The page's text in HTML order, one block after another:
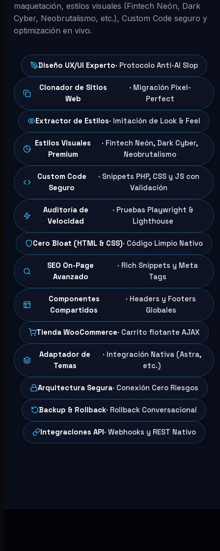
maquetación, estilos visuales (Fintech Neón, Dark
Cyber, Neobrutalismo, etc.), Custom Code seguro y
optimización en vivo.
Diseño UX/UI Experto· Protocolo Anti-AI Slop
Clonador de Sitios
Web
· Migración Pixel-
Perfect
Extractor de Estilos· Imitación de Look & Feel
Estilos Visuales
Premium
· Fintech Neón, Dark Cyber,
Neobrutalismo
Custom Code
Seguro
· Snippets PHP, CSS y JS con
Validación
Auditoría de
Velocidad
· Pruebas Playwright &
Lighthouse
Cero Bloat (HTML & CSS)· Código Limpio Nativo
SEO On-Page
Avanzado
· Rich Snippets y Meta
Tags
Componentes
Compartidos
· Headers y Footers
Globales
Tienda WooCommerce· Carrito flotante AJAX
Adaptador de
Temas
· Integración Nativa (Astra,
etc.)
Arquitectura Segura· Conexión Cero Riesgos
Backup & Rollback· Rollback Conversacional
Integraciones API· Webhooks y REST Nativo